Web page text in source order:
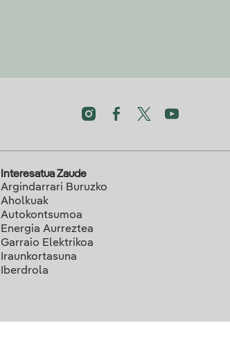
Interesatua Zaude
Argindarrari Buruzko
Aholkuak
Autokontsumoa
Energia Aurreztea
Garraio Elektrikoa
Iraunkortasuna
Iberdrola